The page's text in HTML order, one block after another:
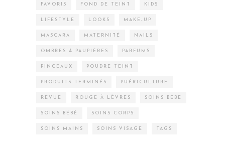
FAVORIS FOND DE TEINT KIDS
LIFESTYLE LOOKS MAKE-UP
MASCARA MATERNITÉ NAILS
OMBRES À PAUPIÈRES PARFUMS
PINCEAUX POUDRE TEINT
PRODUITS TERMINÉS PUÉRICULTURE
REVUE ROUGE À LÈVRES SOINS BÉBÉ
SOINS BÉBÉ SOINS CORPS
SOINS MAINS SOINS VISAGE TAGS